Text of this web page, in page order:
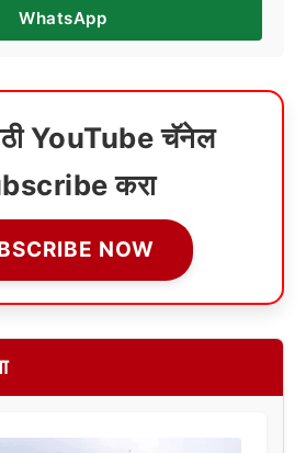
WhatsApp
YouTube चॅनेल
करा
NOW